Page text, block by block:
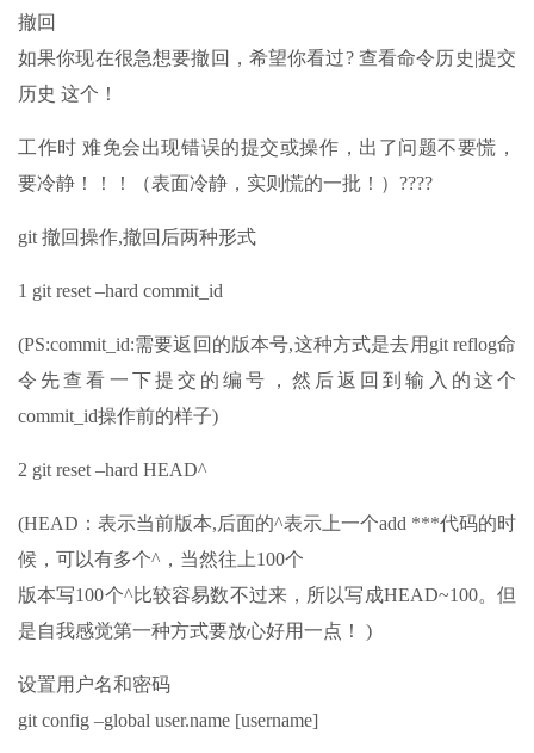
撤回
如果你现在很急想要撤回，希望你看过? 查看命令历史|提交
历史 这个！
工作时 难免会出现错误的提交或操作，出了问题不要慌，
要冷静！！！（表面冷静，实则慌的一批！）????
git 撤回操作,撤回后两种形式
1 git reset –hard commit_id
(PS:commit_id:需要返回的版本号,这种方式是去用git reflog命
令先查看一下提交的编号，然后返回到输入的这个
commit_id操作前的样子)
2 git reset –hard HEAD^
(HEAD：表示当前版本,后面的^表示上一个add ***代码的时
候，可以有多个^，当然往上100个
版本写100个^比较容易数不过来，所以写成HEAD~100。但
是自我感觉第一种方式要放心好用一点！ )
设置用户名和密码
git config –global user.name [username]